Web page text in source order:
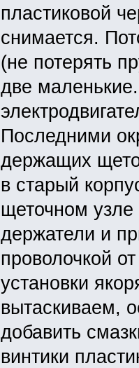
пластиковой
снимается.
(не потерять
две
Последними
держащих
в старый
щеточном узле
держатели и
проволочкой
установки
вытаскиваем,
добавить
винтики